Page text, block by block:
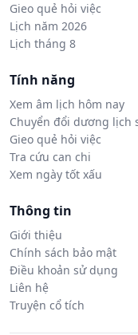
Gieo quẻ hỏi việc
Lịch năm 2026
Lịch tháng 8
Tính năng
Xem âm lịch hôm nay
Chuyển đổi dương lịch
Gieo quẻ hỏi việc
Tra cứu can chi
Xem ngày tốt xấu
Thông tin
Giới thiệu
Chính sách bảo mật
Điều khoản sử dụng
Liên hệ
Truyện cổ tích